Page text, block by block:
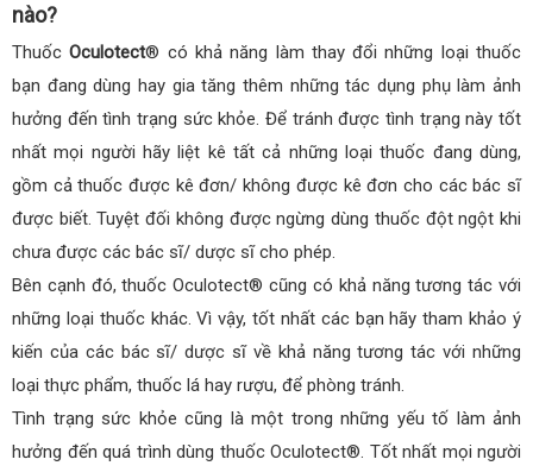
nào?
ThuốcOculotect® có khả năng làm thay đổi những loại thuốc
bạn đang dùng hay gia tăng thêm những tác dụng phụ làm ảnh
hưởng đến tình trạng sức khỏe. Để tránh được tình trạng này tốt
nhất mọi người hãy liệt kê tất cả những loại thuốc đang dùng,
gồm cả thuốc được kê đơn/ không được kê đơn cho các bác sĩ
được biết. Tuyệt đối không được ngừng dùng thuốc đột ngột khi
chưa được các bác sĩ/ dược sĩ cho phép.
Bên cạnh đó, thuốc Oculotect® cũng có khả năng tương tác với
những loại thuốc khác. Vì vậy, tốt nhất các bạn hãy tham khảo ý
kiến của các bác sĩ/ dược sĩ về khả năng tương tác với những
loại thực phẩm, thuốc lá hay rượu, để phòng tránh.
Tình trạng sức khỏe cũng là một trong những yếu tố làm ảnh
hưởng đến quá trình dùng thuốc Oculotect®. Tốt nhất mọi người